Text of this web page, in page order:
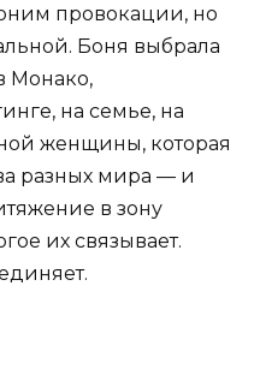
провокации, но
Боня выбрала
Монако,
на семье, на
женщины, которая
разных мира — и
в зону
их связывает.